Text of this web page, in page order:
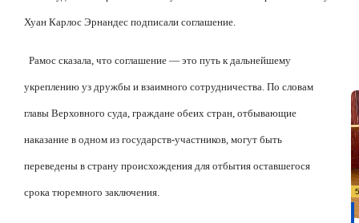
Хуан Карлос Эрнандес подписали соглашение.
Рамос сказала, что соглашение — это путь к дальнейшему
укреплению уз дружбы и взаимного сотрудничества. По словам
главы Верховного суда, граждане обеих стран, отбывающие
наказание в одном из государств-участников, могут быть
переведены в страну происхождения для отбытия оставшегося
срока тюремного заключения.